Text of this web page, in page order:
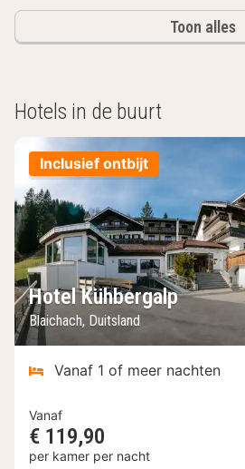
Toon alles
Hotels in de buurt
Inclusief ontbijt
Hotel Kühbergalp
Blaichach, Duitsland
Vanaf 1 of meer nachten
Vanaf
€ 119,90
per kamer per nacht